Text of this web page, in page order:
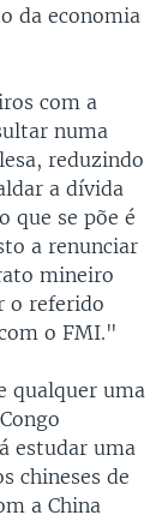
da economia
com a
numa
reduzindo
a dívida
que se põe é
a renunciar
mineiro
o referido
o FMI."
qualquer uma
estudar uma
chineses de
a China